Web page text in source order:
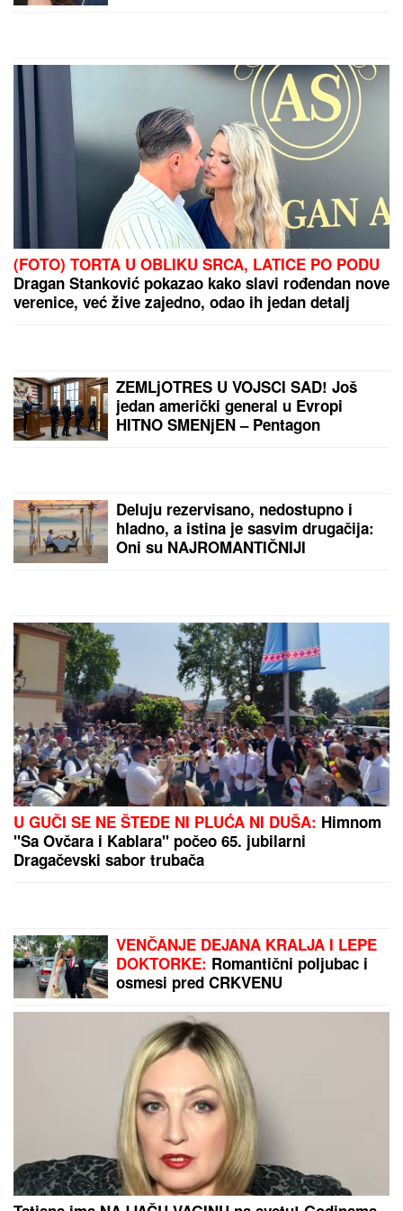
PREPORUKA ZA VAS
"SRAMOTA ME JE"Asmin Durdžić javno udario na
Roditelji su mu ugovorili brak sa
malo ko zna detalje
GLUMICA SA GASTOZOM I
(FOTO) TORTA U OBLIKU SRCA, LATICE PO PODU
ZEMLjOTRES U VOJSCI SAD! Još
jedan američki general u Evropi
HITNO SMENjEN – Pentagon
povukao drastičan potez usred
tenzija!
Deluju rezervisano, nedostupno i
hladno, a istina je sasvim drugačija:
Oni su NAJROMANTIČNIJI
HOROSKOPSKI ZNACI, i ako su vas
izabrali - pravi ste SREĆNIK!